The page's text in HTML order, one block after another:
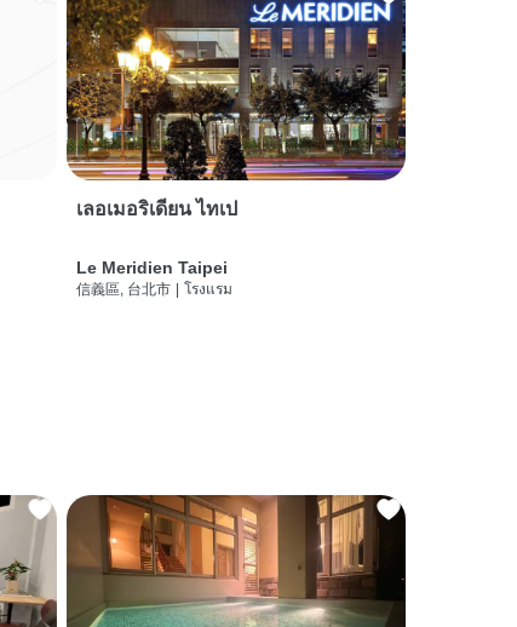
เลอเมอริเดียน ไทเป
Le Meridien Taipei
信義區, 台北市 | โรงแรม